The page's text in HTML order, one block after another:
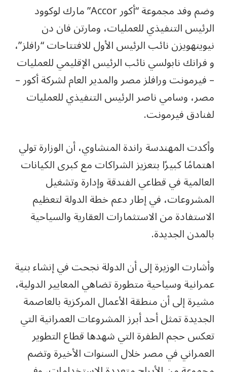
وضم وفد مجموعة “أكور Accor” مارك لوكوود
الرئيس التنفيذي للعمليات، ومارتن فان دن
نيوينهويزن نائب الرئيس الأول للافتتاحات “رافلز”،
و فرانك نابولسي نائب الرئيس الإقليمي للعمليات
– فيرمونت ورافلز مصر والمدير العام لشركة أكور –
مصر، وسامي ناصر الرئيس التنفيذي للعمليات
لفنادق فيرمونت.
وأكدت المهندسة راندة المنشاوي، أن الوزارة تولي
اهتمامًا كبيرًا بتعزيز الشراكات مع كبرى الكيانات
العالمية في قطاعي الفندقة وإدارة وتشغيل
المشروعات، في إطار دعم خطة الدولة لتعظيم
الاستفادة من الاستثمارات العقارية والسياحية
بالمدن الجديدة.
وأشارت الوزيرة إلى أن الدولة نجحت في إنشاء بنية
عمرانية وسياحية متطورة تضاهي المعايير الدولية،
مشيرة إلى أن منطقة الأعمال المركزية بالعاصمة
الجديدة تمثل أحد أبرز المشروعات العمرانية التي
تعكس حجم الطفرة التي شهدها قطاع التطوير
العمراني في مصر خلال السنوات الأخيرة وتضم